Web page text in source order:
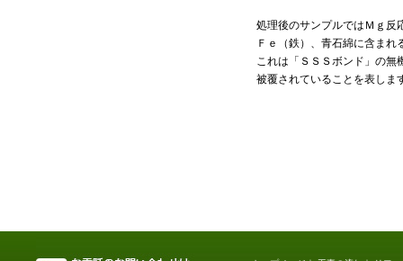
処理後のサンプルではＭｇ反
Ｆｅ（鉄）、青石綿に含ま
これは「ＳＳＳボンド」の
被覆されていることを表しま